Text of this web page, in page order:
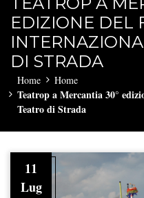
EDIZIONE DEL
DI STRADA
Home Home
Teatrop a Mercantia 30°
Teatro di Strada
11
Lug